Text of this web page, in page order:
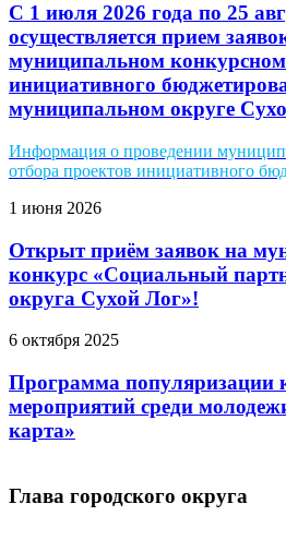
С 1 июля 2026 года по 25
осуществляется прием
муниципальном конкурсном
инициативного
муниципальном округе
Информация о проведении
отбора проектов инициативного
1 июня 2026
Открыт приём заявок на
конкурс «Социальный
округа Сухой Лог»!
6 октября 2025
Программа популяризации
мероприятий среди
карта»
Глава городского округа